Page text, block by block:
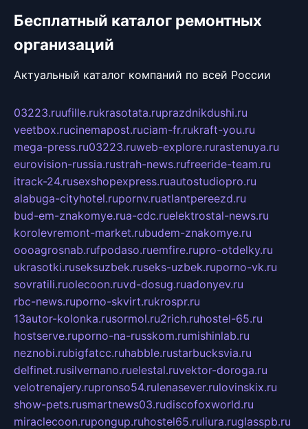
Бесплатный каталог ремонтных
организаций
Актуальный каталог компаний по всей России
03223.ruufille.rukrasotata.ruprazdnikdushi.ru
veetbox.rucinemapost.ruciam-fr.rukraft-you.ru
mega-press.ru03223.ruweb-explore.rurastenuya.ru
eurovision-russia.rustrah-news.rufreeride-team.ru
itrack-24.rusexshopexpress.ruautostudiopro.ru
alabuga-cityhotel.rupornv.ruatlantpereezd.ru
bud-em-znakomye.rua-cdc.ruelektrostal-news.ru
korolevremont-market.rubudem-znakomye.ru
oooagrosnab.rufpodaso.ruemfire.rupro-otdelky.ru
ukrasotki.ruseksuzbek.ruseks-uzbek.ruporno-vk.ru
sovratili.ruolecoon.ruvd-dosug.ruadonyev.ru
rbc-news.ruporno-skvirt.rukrospr.ru
13autor-kolonka.rusormol.ru2rich.ruhostel-65.ru
hostserve.ruporno-na-russkom.rumishinlab.ru
neznobi.rubigfatcc.ruhabble.rustarbucksvia.ru
delfinet.rusilvernano.ruelestal.ruvektor-doroga.ru
velotrenajery.rupronso54.rulenasever.rulovinskix.ru
show-pets.rusmartnews03.rudiscofoxworld.ru
miraclecoon.rupongup.ruhostel65.ruliura.ruglasspb.ru